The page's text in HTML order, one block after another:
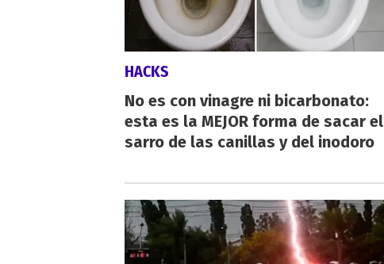
HACKS
No es con vinagre ni bicarbonato:
esta es la MEJOR forma de sacar el
sarro de las canillas y del inodoro